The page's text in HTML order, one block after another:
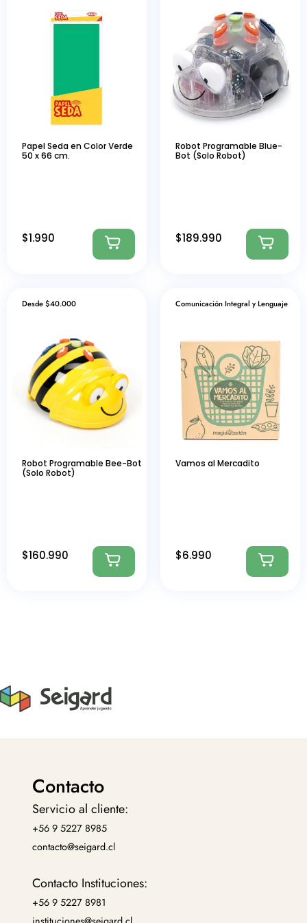
Papel Seda en Color Verde
50 x 66 cm.
$1.990
Robot Programable Blue-
Bot (Solo Robot)
$189.990
Desde $40.000
Robot Programable Bee-Bot
(Solo Robot)
$160.990
Comunicación Integral y Lenguaje
Vamos al Mercadito
$6.990
Contacto
Servicio al cliente:
+56 9 5227 8985
contacto@seigard.cl
Contacto Instituciones:
+56 9 5227 8981